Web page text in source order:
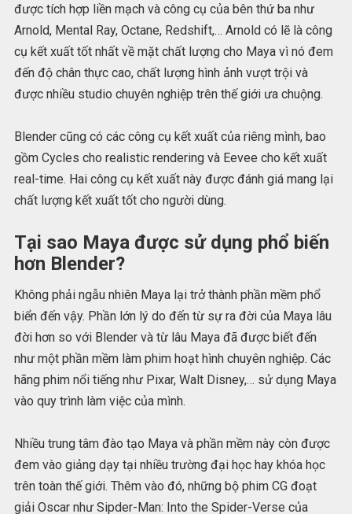
được tích hợp liền mạch và công cụ của bên thứ ba như
Arnold, Mental Ray, Octane, Redshift,… Arnold có lẽ là công
cụ kết xuất tốt nhất về mặt chất lượng cho Maya vì nó đem
đến độ chân thực cao, chất lượng hình ảnh vượt trội và
được nhiều studio chuyên nghiệp trên thế giới ưa chuộng.
Blender cũng có các công cụ kết xuất của riêng mình, bao
gồm Cycles cho realistic rendering và Eevee cho kết xuất
real-time. Hai công cụ kết xuất này được đánh giá mang lại
chất lượng kết xuất tốt cho người dùng.
Tại sao Maya được sử dụng phổ biến
hơn Blender?
Không phải ngẫu nhiên Maya lại trở thành phần mềm phổ
biển đến vậy. Phần lớn lý do đến từ sự ra đời của Maya lâu
đời hơn so với Blender và từ lâu Maya đã được biết đến
như một phần mềm làm phim hoạt hình chuyên nghiệp. Các
hãng phim nổi tiếng như Pixar, Walt Disney,… sử dụng Maya
vào quy trình làm việc của mình.
Nhiều trung tâm đào tạo Maya và phần mềm này còn được
đem vào giảng dạy tại nhiều trường đại học hay khóa học
trên toàn thế giới. Thêm vào đó, những bộ phim CG đoạt
giải Oscar như Sipder-Man: Into the Spider-Verse của